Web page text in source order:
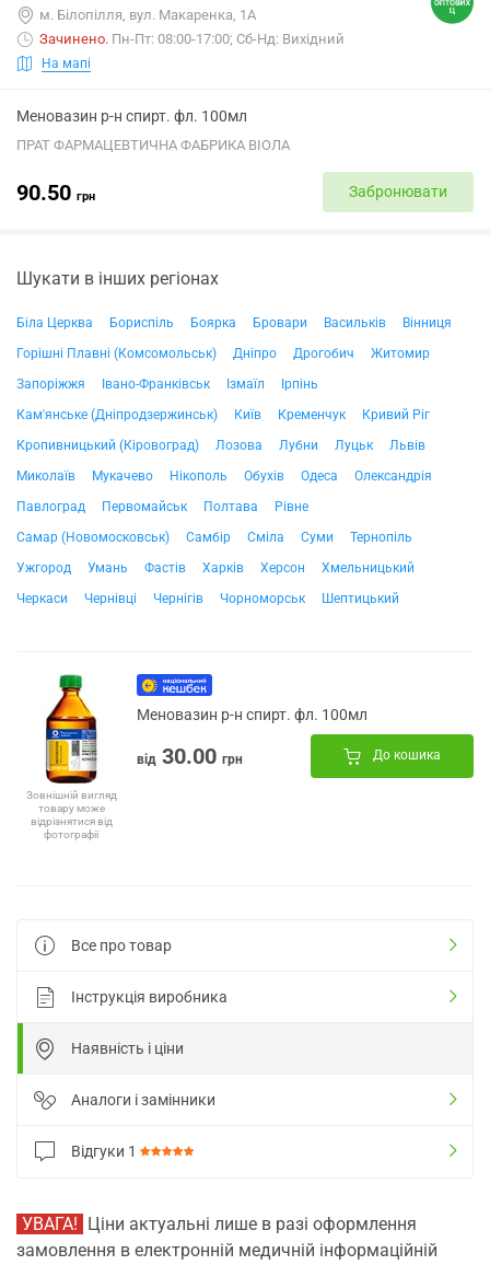
м. Білопілля, вул. Макаренка, 1А
Зачинено. Пн-Пт: 08:00-17:00; Сб-Нд: Вихідний
На мапі
Меновазин р-н спирт. фл. 100мл
ПРАТ ФАРМАЦЕВТИЧНА ФАБРИКА ВІОЛА
90.50 грн Забронювати
Шукати в інших регіонах
Біла Церква Бориспіль Боярка Бровари Васильків
Вінниця
Горішні Плавні (Комсомольськ)
Дніпро Дрогобич
Житомир
Запоріжжя
Івано-Франківськ Ізмаїл
Ірпінь
Кам'янське (Дніпродзержинськ)
Київ Кременчук
Кривий Ріг
Кропивницький (Кіровоград)
Лозова Лубни Луцьк
Львів
Миколаїв
Мукачево Нікополь Обухів Одеса
Олександрія
Павлоград
Первомайськ Полтава
Рівне
Самар (Новомосковськ)
Самбір Сміла Суми
Тернопіль
Ужгород
Умань Фастів Харків Херсон
Хмельницький
Черкаси
Чернівці Чернігів Чорноморськ Шептицький
Зовнішній вигляд
товару може
відрізнятися від
фотографії
Меновазин р-н спирт. фл. 100мл
від 30.00 грн До кошика
Все про товар
Інструкція виробника
Наявність і ціни
Аналоги і замінники
Відгуки 1
УВАГА! Ціни актуальні лише в разі оформлення
замовлення в електронній медичній інформаційній